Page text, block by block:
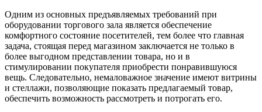
Одним из основных предъявляемых требований при
оборудовании торгового зала является обеспечение
комфортного состояние посетителей, тем более что главная
задача, стоящая перед магазином заключается не только в
более выгодном представлении товара, но и в
стимулировании покупателя приобрести понравившуюся
вещь. Следовательно, немаловажное значение имеют витрины
и стеллажи, позволяющие показать предлагаемый товар,
обеспечить возможность рассмотреть и потрогать его.